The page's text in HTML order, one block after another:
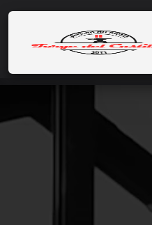
Accueil
Pergola Acier Anti-